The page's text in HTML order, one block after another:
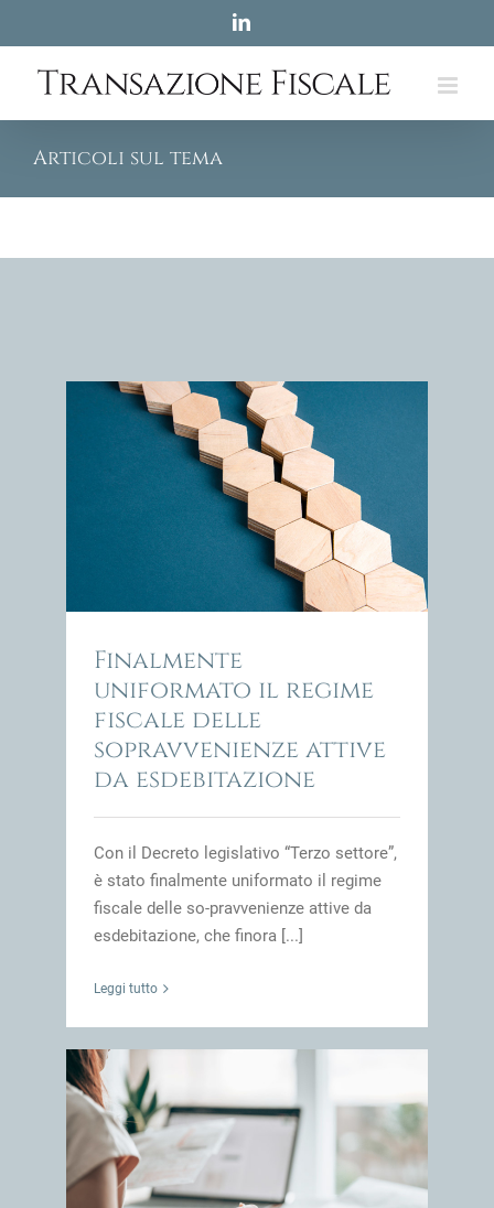
content
LinkedIn
Articoli sul tema
Finalmente
uniformato il regime
fiscale delle
sopravvenienze attive
da esdebitazione
Con il Decreto legislativo “Terzo settore”,
è stato finalmente uniformato il regime
fiscale delle so-pravvenienze attive da
esdebitazione, che finora [...]
Leggi tutto